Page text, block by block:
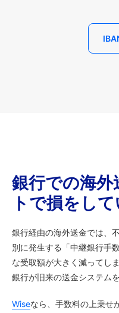
銀行での海外
トで損をし
銀行経由の海外送金では、
別に発生する「中継銀行手
な受取額が大きく減ってし
銀行が旧来の送金システム
Wiseなら、手数料の上乗せ